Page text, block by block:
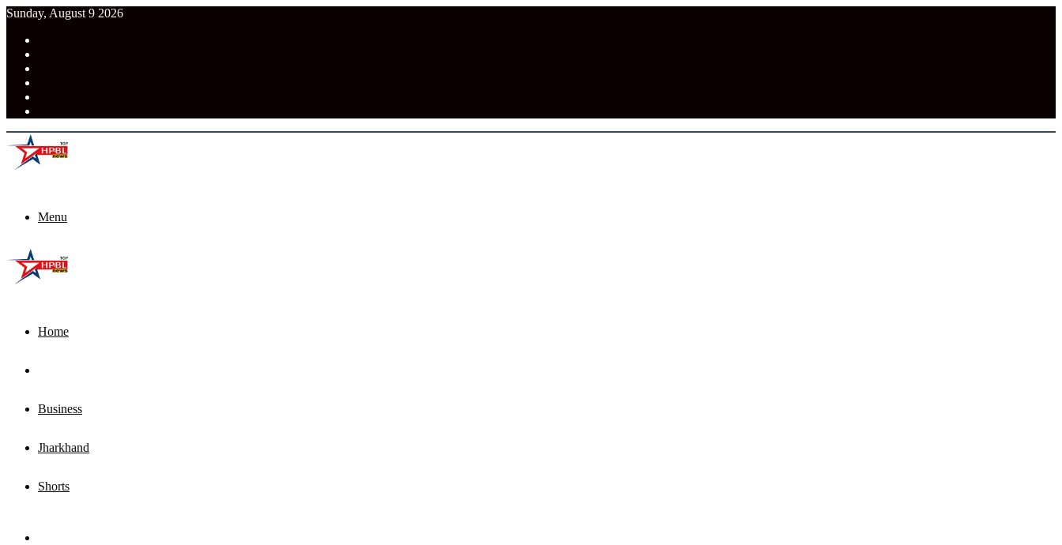
Sunday, August 9 2026
Menu
Home
Business
Jharkhand
Shorts